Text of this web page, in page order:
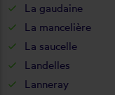
La gaudaine
La mancelière
La saucelle
Landelles
Lanneray